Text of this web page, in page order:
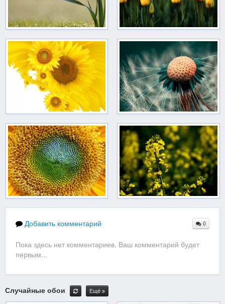
Добавить комментарий 0
Пока здесь нет комментариев. Ваш комментарий будет
первым...
Случайные обои Ещё